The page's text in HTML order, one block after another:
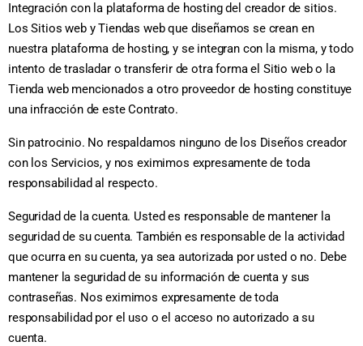
Integración con la plataforma de hosting del creador de sitios.
Los Sitios web y Tiendas web que diseñamos se crean en
nuestra plataforma de hosting, y se integran con la misma, y todo
intento de trasladar o transferir de otra forma el Sitio web o la
Tienda web mencionados a otro proveedor de hosting constituye
una infracción de este Contrato.
Sin patrocinio. No respaldamos ninguno de los Diseños creador
con los Servicios, y nos eximimos expresamente de toda
responsabilidad al respecto.
Seguridad de la cuenta. Usted es responsable de mantener la
seguridad de su cuenta. También es responsable de la actividad
que ocurra en su cuenta, ya sea autorizada por usted o no. Debe
mantener la seguridad de su información de cuenta y sus
contraseñas. Nos eximimos expresamente de toda
responsabilidad por el uso o el acceso no autorizado a su
cuenta.